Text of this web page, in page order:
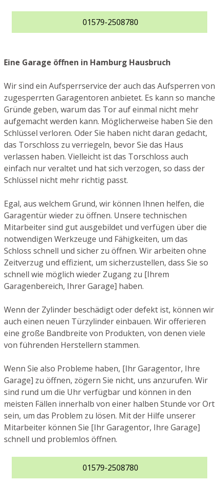
01579-2508780
Eine Garage öffnen in Hamburg Hausbruch
Wir sind ein Aufsperrservice der auch das Aufsperren von
zugesperrten Garagentoren anbietet. Es kann so manche
Gründe geben, warum das Tor auf einmal nicht mehr
aufgemacht werden kann. Möglicherweise haben Sie den
Schlüssel verloren. Oder Sie haben nicht daran gedacht,
das Torschloss zu verriegeln, bevor Sie das Haus
verlassen haben. Vielleicht ist das Torschloss auch
einfach nur veraltet und hat sich verzogen, so dass der
Schlüssel nicht mehr richtig passt.
Egal, aus welchem Grund, wir können Ihnen helfen, die
Garagentür wieder zu öffnen. Unsere technischen
Mitarbeiter sind gut ausgebildet und verfügen über die
notwendigen Werkzeuge und Fähigkeiten, um das
Schloss schnell und sicher zu öffnen. Wir arbeiten ohne
Zeitverzug und effizient, um sicherzustellen, dass Sie so
schnell wie möglich wieder Zugang zu [Ihrem
Garagenbereich, Ihrer Garage] haben.
Wenn der Zylinder beschädigt oder defekt ist, können wir
auch einen neuen Türzylinder einbauen. Wir offerieren
eine große Bandbreite von Produkten, von denen viele
von führenden Herstellern stammen.
Wenn Sie also Probleme haben, [Ihr Garagentor, Ihre
Garage] zu öffnen, zögern Sie nicht, uns anzurufen. Wir
sind rund um die Uhr verfügbar und können in den
meisten Fällen innerhalb von einer halben Stunde vor Ort
sein, um das Problem zu lösen. Mit der Hilfe unserer
Mitarbeiter können Sie [Ihr Garagentor, Ihre Garage]
schnell und problemlos öffnen.
01579-2508780